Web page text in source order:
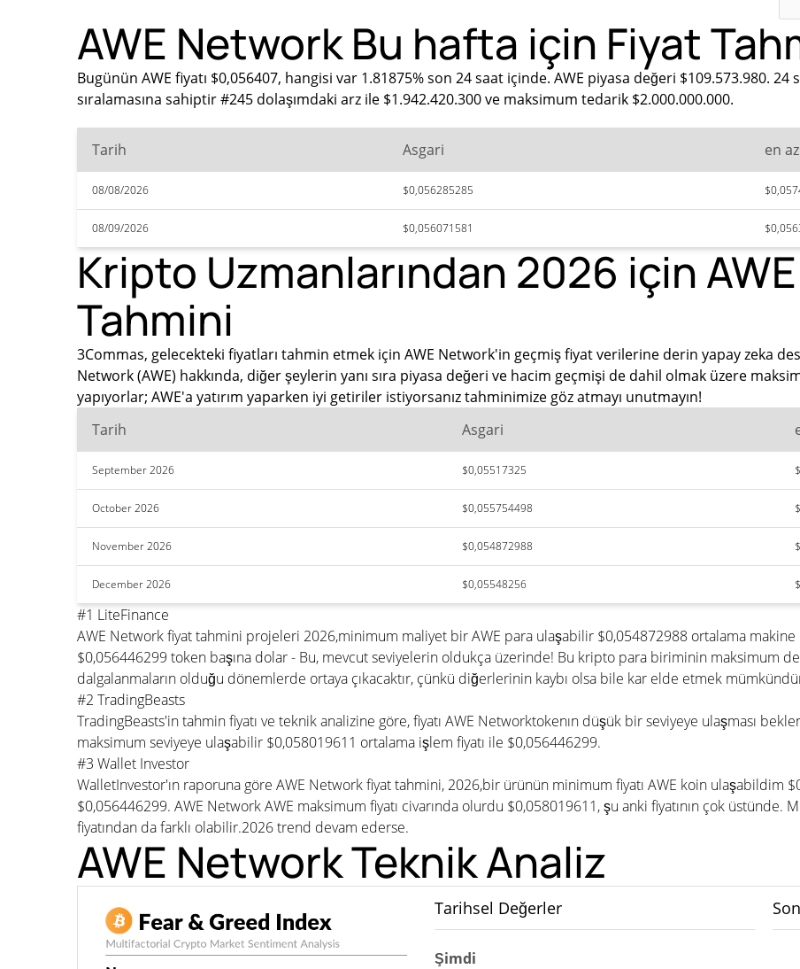
AWE Network Bu hafta için Fiyat
Bugünün AWE fiyatı $0,056407, hangisi var 1.81875% son 24 saat içinde. AWE piyasa değeri $109.573.980. 24
sıralamasına sahiptir #245 dolaşımdaki arz ile $1.942.420.300 ve maksimum tedarik $2.000.000.000.
Tarih Asgari en az
08/08/2026 $0,056285285
08/09/2026 $0,056071581
Kripto Uzmanlarından 2026 için
Tahmini
3Commas, gelecekteki fiyatları tahmin etmek için AWE Network'in geçmiş fiyat verilerine derin yapay zeka
Network (AWE) hakkında, diğer şeylerin yanı sıra piyasa değeri ve hacim geçmişi de dahil olmak üzere
yapıyorlar; AWE'a yatırım yaparken iyi getiriler istiyorsanız tahminimize göz atmayı unutmayın!
Tarih
Asgari
September 2026 $0,05517325
October 2026 $0,055754498
November 2026 $0,054872988
December 2026 $0,05548256
#1 LiteFinance
AWE Network fiyat tahmini projeleri 2026,minimum maliyet bir AWE para ulaşabilir $0,054872988 ortalama makine
$0,056446299 token başına dolar - Bu, mevcut seviyelerin oldukça üzerinde! Bu kripto para biriminin maksimum
dalgalanmaların olduğu dönemlerde ortaya çıkacaktır, çünkü diğerlerinin kaybı olsa bile kar elde etmek
#2 TradingBeasts
TradingBeasts'in tahmin fiyatı ve teknik analizine göre, fiyatı AWE Networktokenın düşük bir seviyeye ulaşması
maksimum seviyeye ulaşabilir $0,058019611 ortalama işlem fiyatı ile $0,056446299.
#3 Wallet Investor
WalletInvestor'ın raporuna göre AWE Network fiyat tahmini, 2026,bir ürünün minimum fiyatı AWE koin ulaşabildim
$0,056446299. AWE Network AWE maksimum fiyatı civarında olurdu $0,058019611, şu anki fiyatının çok üstünde.
fiyatından da farklı olabilir.2026 trend devam ederse.
AWE Network Teknik Analiz
Tarihsel Değerler
Şimdi